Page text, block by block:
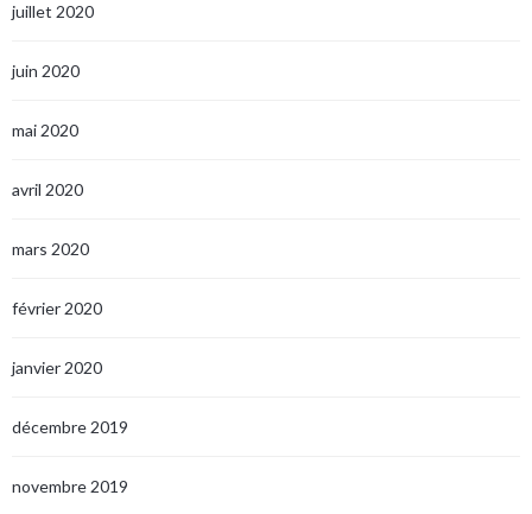
juillet 2020
juin 2020
mai 2020
avril 2020
mars 2020
février 2020
janvier 2020
décembre 2019
novembre 2019